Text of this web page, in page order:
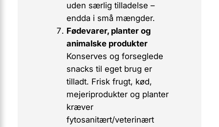
uden særlig tilladelse –
endda i små mængder.
Fødevarer, planter og
animalske produkter
Konserves og forseglede
snacks til eget brug er
tilladt. Frisk frugt, kød,
mejeriprodukter og planter
kræver
fytosanitært/veterinært